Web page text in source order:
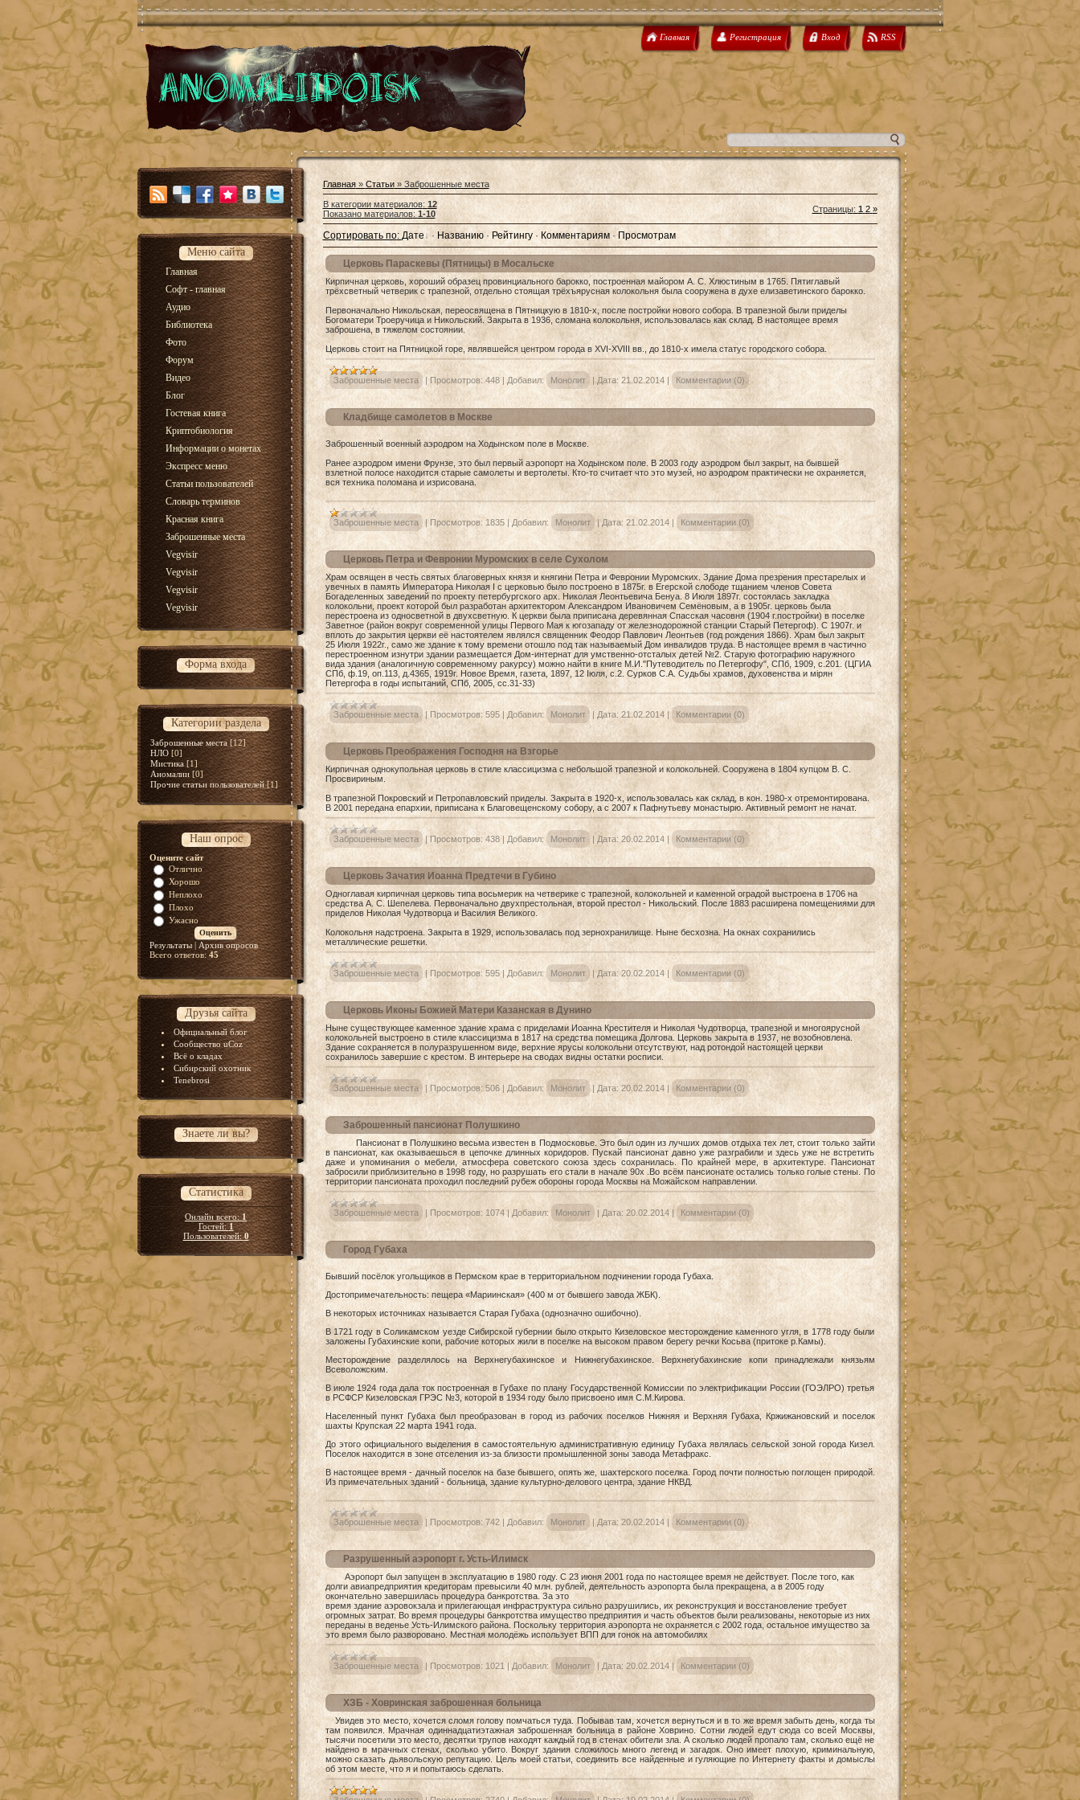
Главная Регистрация Вход RSS
Меню сайта
Главная
Софт - главная
Аудио
Библиотека
Фото
Форум
Видео
Блог
Гостевая книга
Криптобиология
Информации о монетах
Экспресс меню
Статьи пользователей
Словарь терминов
Красная книга
Заброшенные места
Vegvisir
Vegvisir
Vegvisir
Vegvisir
Форма входа
Категории раздела
Заброшенные места [12]
НЛО [0]
Мистика [1]
Аномалии [0]
Прочие статьи пользователей [1]
Наш опрос
Оцените сайт
Отлично
Хорошо
Неплохо
Плохо
Ужасно
Результаты| Архив опросов
Всего ответов:45
Друзья сайта
Официальный блог
Сообщество uCoz
Всё о кладах
Сибирский охотник
Tenebrosi
Знаете ли вы?
Статистика
Онлайн всего:1
Гостей:1
Пользователей:0
Главная» Статьи» Заброшенные места
В категории материалов: 12
Показано материалов:1-10 Страницы: 1 2 »
Сортировать по: Дате · Названию·Рейтингу· Комментариям· Просмотрам
Церковь Параскевы (Пятницы) в Мосальске
Кирпичная церковь, хороший образец провинциального барокко, построенная майором А. С. Хлюстиным в 1765. Пятиглавый
трёхсветный четверик с трапезной, отдельно стоящая трёхъярусная колокольня была сооружена в духе елизаветинского барокко.
Первоначально Никольская, переосвящена в Пятницкую в 1810-х, после постройки нового собора. В трапезной были приделы
Богоматери Троеручица и Никольский. Закрыта в 1936, сломана колокольня, использовалась как склад. В настоящее время
заброшена, в тяжелом состоянии.
Церковь стоит на Пятницкой горе, являвшейся центром города в XVI-XVIII вв., до 1810-х имела статус городского собора.
Заброшенные места | Просмотров: 448| Добавил: Монолит |Дата: 21.02.2014 | Комментарии (0)
Кладбище самолетов в Москве
Заброшенный военный аэродром на Ходынском поле в Москве.
Ранее аэродром имени Фрунзе, это был первый аэропорт на Ходынском поле. В 2003 году аэродром был закрыт, на бывшей
взлетной полосе находится старые самолеты и вертолеты. Кто-то считает что это музей, но аэродром практически не охраняется,
вся техника поломана и изрисована.
Заброшенные места | Просмотров: 1835| Добавил: Монолит |Дата: 21.02.2014 | Комментарии (0)
Церковь Петра и Февронии Муромских в селе Сухолом
Храм освящен в честь святых благоверных князя и княгини Петра и Февронии Муромских. Здание Дома презрения престарелых и
увечных в память Императора Николая I с церковью было построено в 1875г. в Егерской слободе тщанием членов Совета
Богаделенных заведений по проекту петербургского арх. Николая Леонтьевича Бенуа. 8 Июля 1897г. состоялась закладка
колокольни, проект которой был разработан архитектором Александром Ивановичем Семёновым, а в 1905г. церковь была
перестроена из односветной в двухсветную. К церкви была приписана деревянная Спасская часовня (1904 г.постройки) в поселке
Заветное (район вокруг современной улицы Первого Мая к югозападу от железнодорожной станции Старый Петергоф). С 1907г. и
вплоть до закрытия церкви её настоятелем являлся священник Феодор Павлович Леонтьев (год рождения 1866). Храм был закрыт
25 Июля 1922г., само же здание к тому времени отошло под так называемый Дом инвалидов труда. В настоящее время в частично
перестроенном изнутри здании размещается Дом-интернат для умственно-отсталых детей №2. Старую фотографию наружного
вида здания (аналогичную современному ракурсу) можно найти в книге М.И."Путеводитель по Петергофу", СПб, 1909, с.201. (ЦГИА
СПб, ф.19, оп.113, д.4365, 1919г. Новое Bремя, газета, 1897, 12 Iюля, с.2. Сурков С.А. Судьбы храмов, духовенства и мiрян
Петергофа в годы испытаний, СПб, 2005, сс.31-33)
Заброшенные места | Просмотров: 595|Добавил: Монолит | Дата: 21.02.2014 | Комментарии (0)
Церковь Преображения Господня на Взгорье
Кирпичная однокупольная церковь в стиле классицизма с небольшой трапезной и колокольней. Сооружена в 1804 купцом В. С.
Просвириным.
В трапезной Покровский и Петропавловский приделы. Закрыта в 1920-х, использовалась как склад, в кон. 1980-х отремонтирована.
В 2001 передана епархии, приписана к Благовещенскому собору, а с 2007 к Пафнутьеву монастырю. Активный ремонт не начат.
Заброшенные места | Просмотров: 438| Добавил: Монолит | Дата: 20.02.2014 | Комментарии (0)
Церковь Зачатия Иоанна Предтечи в Губино
Одноглавая кирпичная церковь типа восьмерик на четверике с трапезной, колокольней и каменной оградой выстроена в 1706 на
средства А. С. Шепелева. Первоначально двухпрестольная, второй престол - Никольский. После 1883 расширена помещениями для
приделов Николая Чудотворца и Василия Великого.
Колокольня надстроена. Закрыта в 1929, использовалась под зернохранилище. Ныне бесхозна. На окнах сохранились
металлические решетки.
Заброшенные места | Просмотров: 595| Добавил: Монолит |Дата: 20.02.2014 | Комментарии (0)
Церковь Иконы Божией Матери Казанская в Дунино
Ныне существующее каменное здание храма с приделами Иоанна Крестителя и Николая Чудотворца, трапезной и многоярусной
колокольней выстроено в стиле классицизма в 1817 на средства помещика Долгова. Церковь закрыта в 1937, не возобновлена.
Здание сохраняется в полуразрушенном виде, верхние ярусы колокольни отсутствуют, над ротондой настоящей церкви
сохранилось завершие с крестом. В интерьере на сводах видны остатки росписи.
Заброшенные места | Просмотров: 506| Добавил: Монолит | Дата: 20.02.2014 | Комментарии (0)
Заброшенный пансионат Полушкино
Пансионат в Полушкино весьма известен в Подмосковье. Это был один из лучших домов отдыха тех лет, стоит только зайти
в пансионат, как оказываешься в цепочке длинных коридоров. Пускай пансионат давно уже разграбили и здесь уже не встретить
даже и упоминания о мебели, атмосфера советского союза здесь сохранилась. По крайней мере, в архитектуре. Пансионат
забросили приблизительно в 1998 году, но разрушать его стали в начале 90х .Во всём пансионате остались только голые стены. По
территории пансионата проходил последний рубеж обороны города Москвы на Можайском направлении.
Заброшенные места | Просмотров: 1074| Добавил: Монолит | Дата: 20.02.2014 | Комментарии (0)
Город Губаха
Бывший посёлок угольщиков в Пермском крае в территориальном подчинении города Губаха.
Достопримечательность: пещера «Мариинская» (400 м от бывшего завода ЖБК).
В некоторых источниках называется Старая Губаха (однозначно ошибочно).
В 1721 году в Соликамском уезде Сибирской губернии было открыто Кизеловское месторождение каменного угля, в 1778 году были
заложены Губахинские копи, рабочие которых жили в поселке на высоком правом берегу речки Косьва (притоке р.Камы).
Месторождение разделялось на Верхнегубахинское и Нижнегубахинское. Верхнегубахинские копи принадлежали князьям
Всеволожским.
В июле 1924 года дала ток построенная в Губахе по плану Государственной Комиссии по электрификации России (ГОЭЛРО) третья
в РСФСР Кизеловская ГРЭС №3, которой в 1934 году было присвоено имя С.М.Кирова.
Населенный пункт Губаха был преобразован в город из рабочих поселков Нижняя и Верхняя Губаха, Кржижановский и поселок
шахты Крупская 22 марта 1941 года.
До этого официального выделения в самостоятельную административную единицу Губаха являлась сельской зоной города Кизел.
Поселок находится в зоне отселения из-за близости промышленной зоны завода Метафракс.
В настоящее время - дачный поселок на базе бывшего, опять же, шахтерского поселка. Город почти полностью поглощен природой.
Из примечательных зданий - больница, здание культурно-делового центра, здание НКВД.
Заброшенные места | Просмотров: 742| Добавил: Монолит | Дата: 20.02.2014 | Комментарии (0)
Разрушенный аэропорт г. Усть-Илимск
Аэропорт был запущен в эксплуатацию в 1980 году. С 23 июня 2001 года по настоящее время не действует. После того, как
долги авиапредприятия кредиторам превысили 40 млн. рублей, деятельность аэропорта была прекращена, а в 2005 году
окончательно завершилась процедура банкротства. За это
время здание аэровокзала и прилегающая инфраструктура сильно разрушились, их реконструкция и восстановление требует
огромных затрат. Во время процедуры банкротства имущество предприятия и часть объектов были реализованы, некоторые из них
переданы в веденье Усть-Илимского района. Поскольку территория аэропорта не охраняется с 2002 года, остальное имущество за
это время было разворовано. Местная молодёжь использует ВПП для гонок на автомобилях
Заброшенные места | Просмотров: 1021 | Добавил: Монолит | Дата: 20.02.2014 | Комментарии (0)
ХЗБ - Ховринская заброшенная больница
Увидев это место, хочется сломя голову помчаться туда. Побывав там, хочется вернуться и в то же время забыть день, когда ты
там появился. Мрачная одиннадцатиэтажная заброшенная больница в районе Ховрино. Сотни людей едут сюда со всей Москвы,
тысячи посетили это место, десятки трупов находят каждый год в стенах обители зла. А сколько людей пропало там, сколько ещё не
найдено в мрачных стенах, сколько убито. Вокруг здания сложилось много легенд и загадок. Оно имеет плохую, криминальную,
можно сказать дьявольскую репутацию. Цель моей статьи, соединить все найденные и гуляющие по Интернету факты и домыслы
об этом месте, что я и попытаюсь сделать.